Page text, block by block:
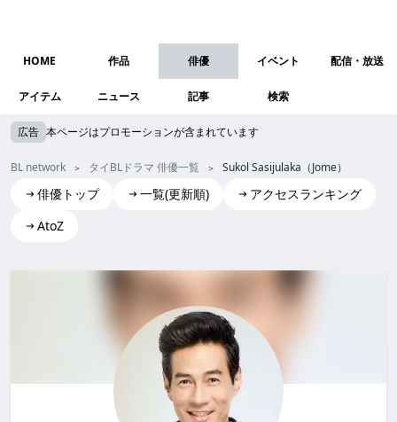
HOME 作品 俳優 イベント 配信・放送
アイテム ニュース 記事 検索
広告 本ページはプロモーションが含まれています
BL network タイBLドラマ 俳優一覧 Sukol Sasijulaka（Jome）
俳優トップ 一覧(更新順)
アクセスランキング
AtoZ
Sukol Sasijulaka(Jome)